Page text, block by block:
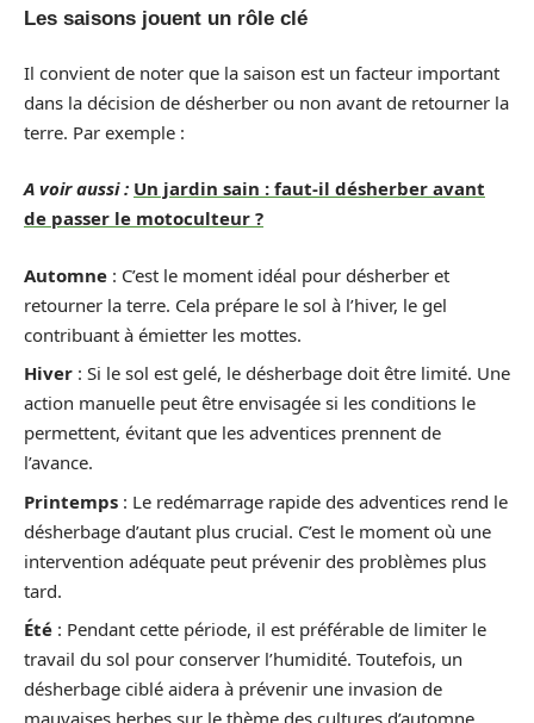
Les saisons jouent un rôle clé
Il convient de noter que la saison est un facteur important
dans la décision de désherber ou non avant de retourner la
terre. Par exemple :
A voir aussi : Un jardin sain : faut-il désherber avant
de passer le motoculteur ?
Automne : C’est le moment idéal pour désherber et
retourner la terre. Cela prépare le sol à l’hiver, le gel
contribuant à émietter les mottes.
Hiver : Si le sol est gelé, le désherbage doit être limité. Une
action manuelle peut être envisagée si les conditions le
permettent, évitant que les adventices prennent de
l’avance.
Printemps : Le redémarrage rapide des adventices rend le
désherbage d’autant plus crucial. C’est le moment où une
intervention adéquate peut prévenir des problèmes plus
tard.
Été : Pendant cette période, il est préférable de limiter le
travail du sol pour conserver l’humidité. Toutefois, un
désherbage ciblé aidera à prévenir une invasion de
mauvaises herbes sur le thème des cultures d’automne.